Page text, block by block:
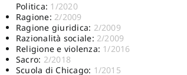
Politica: 1/2020
Ragione: 2/2009
Ragione giuridica: 2/2009
Razionalità sociale: 2/2009
Religione e violenza: 1/2016
Sacro: 2/2018
Scuola di Chicago: 1/2015